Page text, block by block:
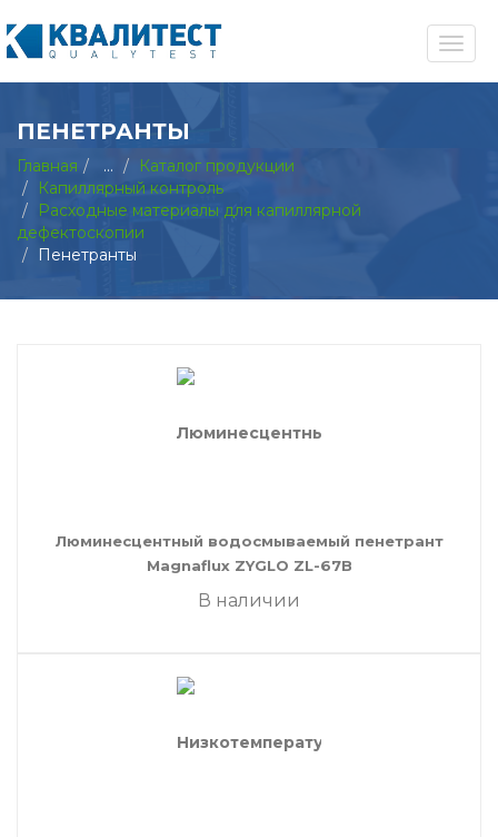
ПЕНЕТРАНТЫ
Главная ...
Каталог продукции
Капиллярный контроль
Расходные материалы для капиллярной
дефектоскопии
Пенетранты
Люминесцентный водосмываемый пенетрант
Magnaflux ZYGLO ZL-67B
В наличии